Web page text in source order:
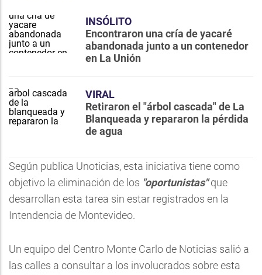
INSÓLITO
Encontraron una cría de yacaré
abandonada junto a un contenedor
en La Unión
VIRAL
Retiraron el "árbol cascada" de La
Blanqueada y repararon la pérdida
de agua
Según publica Unoticias, esta iniciativa tiene como
objetivo la eliminación de los "oportunistas"que
desarrollan esta tarea sin estar registrados en la
Intendencia de Montevideo.
Un equipo del Centro Monte Carlo de Noticias salió a
las calles a consultar a los involucrados sobre esta